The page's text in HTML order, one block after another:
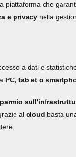
piattaforma che
e privacy nella
a dati e
PC, tablet o
al cloud basta